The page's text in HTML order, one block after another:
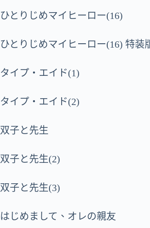
ひとりじめマイヒーロー(16)
ひとりじめマイヒーロー(16) 特装
タイプ・エイド(1)
タイプ・エイド(2)
双子と先生
双子と先生(2)
双子と先生(3)
はじめまして、オレの親友